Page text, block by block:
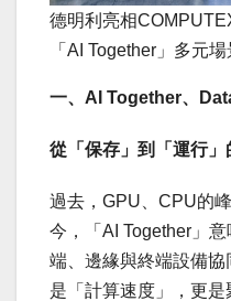
德明利亮相
「AI Together」多元
一、 AI Together、
從「保存」到「運行
過去，GPU、CPU的
今，
「 AI Together」意
端、邊緣與終端設備協
是「計算速度」，更